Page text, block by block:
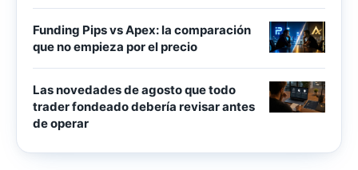
Funding Pips vs Apex: la comparación
que no empieza por el precio
Las novedades de agosto que todo
trader fondeado debería revisar antes
de operar